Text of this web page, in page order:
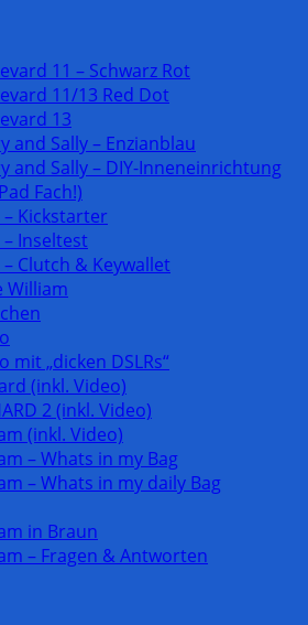
11 – Schwarz Rot
11/13 Red Dot
13
and Sally – Enzianblau
and Sally – DIY-Inneneinrichtung
Fach!)
Kickstarter
Inseltest
Clutch & Keywallet
William
„dicken DSLRs“
(inkl. Video)
2 (inkl. Video)
(inkl. Video)
– Whats in my Bag
– Whats in my daily Bag
in Braun
– Fragen & Antworten